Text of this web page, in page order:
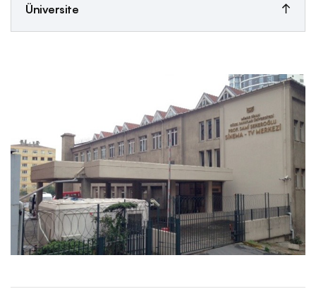
Üniversite
Kurumsal Kimlik
Rektörlük
Senato
Üniversite Yönetim Kurulu